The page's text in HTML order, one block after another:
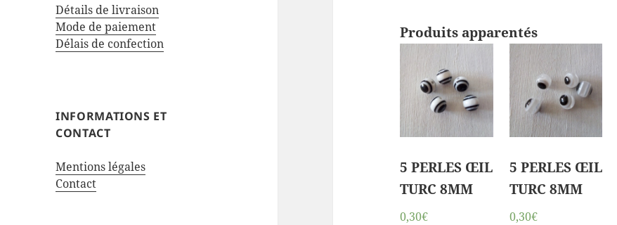
Détails de livraison
Mode de paiement
Délais de confection
INFORMATIONS ET
CONTACT
Mentions légales
Contact
Produits apparentés
5 PERLES ŒIL
TURC 8MM
0,30€
5 PERLES ŒIL
TURC 8MM
0,30€